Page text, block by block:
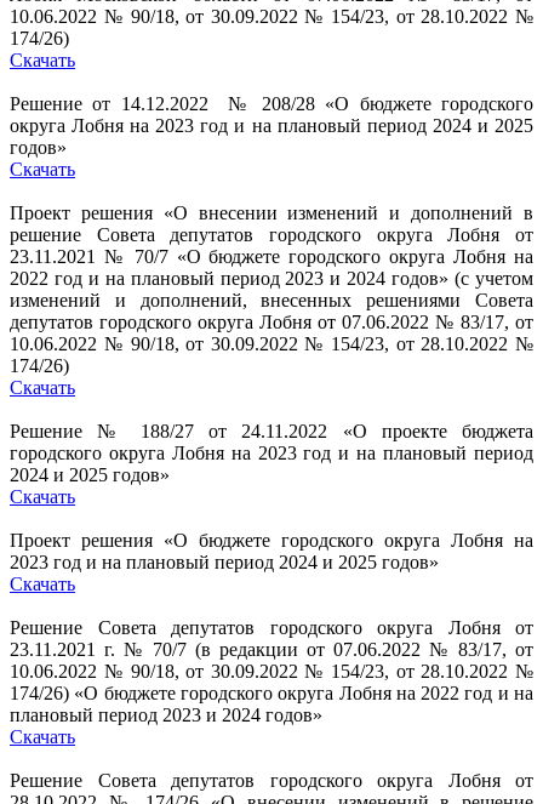
10.06.2022 № 90/18, от 30.09.2022 № 154/23, от 28.10.2022 №
174/26)
Скачать
Решение от 14.12.2022 № 208/28 «О бюджете городского
округа Лобня на 2023 год и на плановый период 2024 и 2025
годов»
Скачать
Проект решения «О внесении изменений и дополнений в
решение Совета депутатов городского округа Лобня от
23.11.2021 № 70/7 «О бюджете городского округа Лобня на
2022 год и на плановый период 2023 и 2024 годов» (с учетом
изменений и дополнений, внесенных решениями Совета
депутатов городского округа Лобня от 07.06.2022 № 83/17, от
10.06.2022 № 90/18, от 30.09.2022 № 154/23, от 28.10.2022 №
174/26)
Скачать
Решение № 188/27 от 24.11.2022 «О проекте бюджета
городского округа Лобня на 2023 год и на плановый период
2024 и 2025 годов»
Скачать
Проект решения «О бюджете городского округа Лобня на
2023 год и на плановый период 2024 и 2025 годов»
Скачать
Решение Совета депутатов городского округа Лобня от
23.11.2021 г. № 70/7 (в редакции от 07.06.2022 № 83/17, от
10.06.2022 № 90/18, от 30.09.2022 № 154/23, от 28.10.2022 №
174/26) «О бюджете городского округа Лобня на 2022 год и на
плановый период 2023 и 2024 годов»
Скачать
Решение Совета депутатов городского округа Лобня от